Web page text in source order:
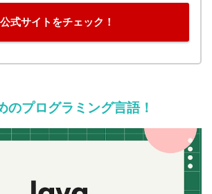
公式サイトをチェック！
のプログラミング言語！